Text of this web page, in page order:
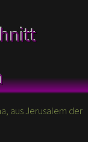
aus Jerusalem der